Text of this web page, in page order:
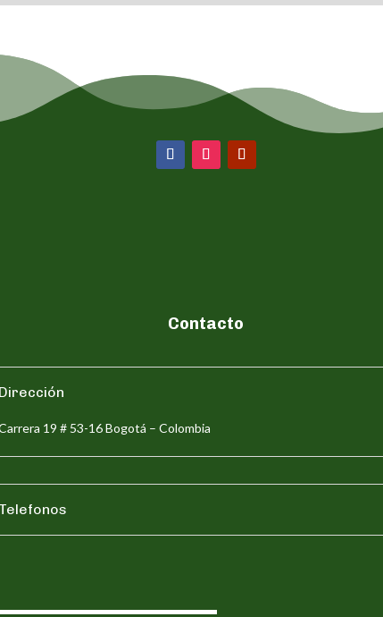
Contacto
Dirección
19 # 53-16 Bogotá – Colombia
Telefonos